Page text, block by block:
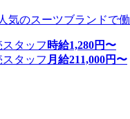
気のスーツブランドで
タッフ 時給1,280円〜
タッフ 月給211,000円〜